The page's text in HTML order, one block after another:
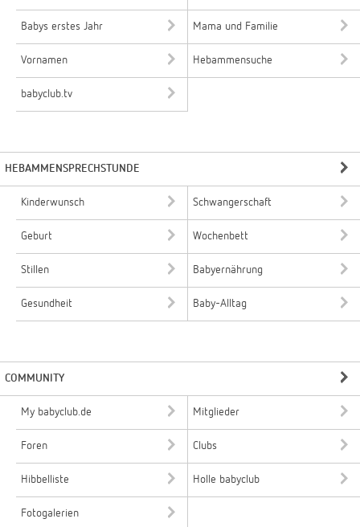
Babys erstes Jahr Mama und Familie
Vornamen Hebammensuche
babyclub.tv
HEBAMMENSPRECHSTUNDE
Kinderwunsch Schwangerschaft
Geburt Wochenbett
Stillen Babyernährung
Gesundheit Baby-Alltag
COMMUNITY
My babyclub.de Mitglieder
Foren Clubs
Hibbelliste Holle babyclub
Fotogalerien